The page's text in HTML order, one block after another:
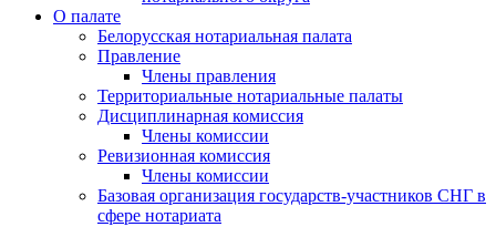
О палате
Белорусская нотариальная палата
Правление
Члены правления
Территориальные нотариальные палаты
Дисциплинарная комиссия
Члены комиссии
Ревизионная комиссия
Члены комиссии
Базовая организация государств-участников СНГ в
сфере нотариата